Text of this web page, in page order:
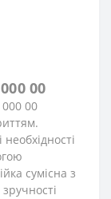
00
00
сумісна з